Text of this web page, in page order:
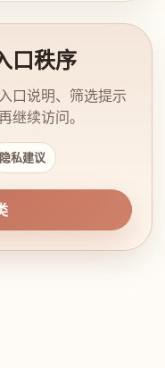
口秩序
口说明、筛选提示
继续访问。
隐私建议